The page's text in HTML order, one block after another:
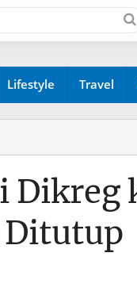
Lifestyle Travel
Ditutup